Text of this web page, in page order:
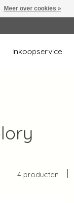
Inkoopservice
4 producten
Meer over cookies »